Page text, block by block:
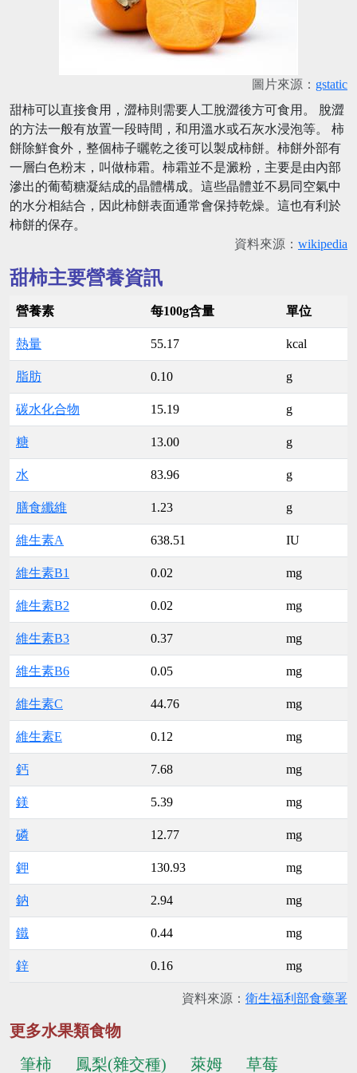
圖片來源： gstatic
甜柿可以直接食用，澀柿則需要人工脫澀後方可食用。 脫澀
的方法一般有放置一段時間，和用溫水或石灰水浸泡等。 柿
餅除鮮食外，整個柿子曬乾之後可以製成柿餅。柿餅外部有
一層白色粉末，叫做柿霜。柿霜並不是澱粉，主要是由內部
滲出的葡萄糖凝結成的晶體構成。這些晶體並不易同空氣中
的水分相結合，因此柿餅表面通常會保持乾燥。這也有利於
柿餅的保存。
資料來源： wikipedia
甜柿主要營養資訊
營養素 每100g含量 單位
熱量 55.17 kcal
脂肪 0.10 g
碳水化合物 15.19 g
糖 13.00 g
水 83.96 g
膳食纖維 1.23 g
維生素A 638.51 IU
維生素B1 0.02 mg
維生素B2 0.02 mg
維生素B3 0.37 mg
維生素B6 0.05 mg
維生素C 44.76 mg
維生素E 0.12 mg
鈣 7.68 mg
鎂 5.39 mg
磷 12.77 mg
鉀 130.93 mg
鈉 2.94 mg
鐵 0.44 mg
鋅 0.16 mg
資料來源： 衛生福利部食藥署
更多水果類食物
筆柿
鳳梨(雜交種) 萊姆 草莓